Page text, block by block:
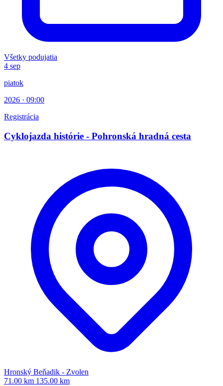
Všetky podujatia
4 sep
piatok
2026 · 09:00
Registrácia
Cyklojazda histórie - Pohronská hradná cesta
Hronský Beňadik - Zvolen
71.00 km 135.00 km